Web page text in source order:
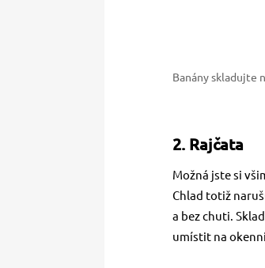
Banány skladujte
2. Rajčata
Možná jste si
Chlad totiž
a bez chuti.
umístit na